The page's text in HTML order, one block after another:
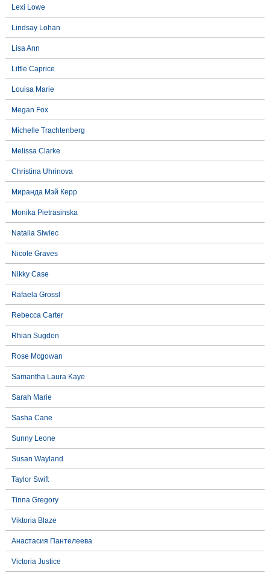
Lexi Lowe
Lindsay Lohan
Lisa Ann
Little Caprice
Louisa Marie
Megan Fox
Michelle Trachtenberg
Melissa Clarke
Christina Uhrinova
Миранда Мэй Керр
Monika Pietrasinska
Natalia Siwiec
Nicole Graves
Nikky Case
Rafaela Grossl
Rebecca Carter
Rhian Sugden
Rose Mcgowan
Samantha Laura Kaye
Sarah Marie
Sasha Cane
Sunny Leone
Susan Wayland
Taylor Swift
Tinna Gregory
Viktoria Blaze
Анастасия Пантелеева
Victoria Justice